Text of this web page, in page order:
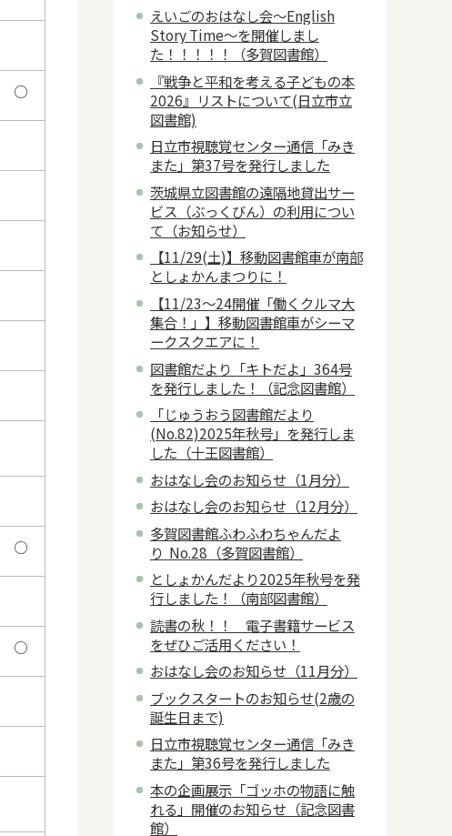
○
○
○
えいごのおはなし会～English
Story Time～を開催しまし
た！！！！！（多賀図書館）
『戦争と平和を考える子どもの本
2026』リストについて(日立市立
図書館)
日立市視聴覚センター通信「みき
また」第37号を発行しました
茨城県立図書館の遠隔地貸出サー
ビス（ぶっくびん）の利用につい
て（お知らせ）
【11/29(土)】移動図書館車が南部
としょかんまつりに！
【11/23～24開催「働くクルマ大
集合！」】移動図書館車がシーマ
ークスクエアに！
図書館だより「キトだよ」364号
を発行しました！（記念図書館）
「じゅうおう図書館だより
(No.82)2025年秋号」を発行しま
した（十王図書館）
おはなし会のお知らせ（1月分）
おはなし会のお知らせ（12月分）
多賀図書館ふわふわちゃんだよ
り No.28（多賀図書館）
としょかんだより2025年秋号を発
行しました！（南部図書館）
読書の秋！！ 電子書籍サービス
をぜひご活用ください！
おはなし会のお知らせ（11月分）
ブックスタートのお知らせ(2歳の
誕生日まで)
日立市視聴覚センター通信「みき
また」第36号を発行しました
本の企画展示「ゴッホの物語に触
れる」開催のお知らせ（記念図書
館）